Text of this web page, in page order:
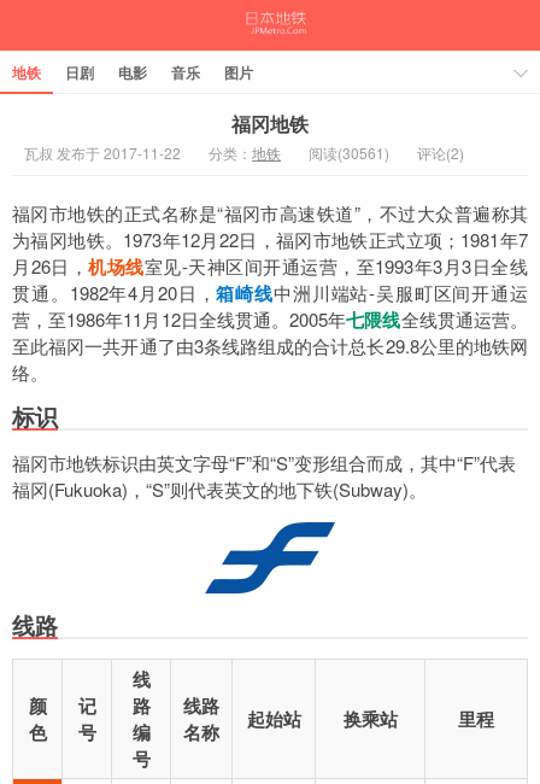
地铁 日剧 电影 音乐 图片
福冈地铁
瓦叔 发布于 2017-11-22 分类： 地铁 阅读(30561) 评论(2)
福冈市地铁的正式名称是“福冈市高速铁道”，不过大众普遍称其
为福冈地铁。1973年12月22日，福冈市地铁正式立项；1981年7
月26日，机场线室见-天神区间开通运营，至1993年3月3日全线
贯通。1982年4月20日，箱崎线中洲川端站-吴服町区间开通运
营，至1986年11月12日全线贯通。2005年七隈线全线贯通运营。
至此福冈一共开通了由3条线路组成的合计总长29.8公里的地铁网
络。
标识
福冈市地铁标识由英文字母“F”和“S”变形组合而成，其中“F”代表
福冈(Fukuoka)，“S”则代表英文的地下铁(Subway)。
线路
颜
色
记
号
线
路
编
号
线路
名称
起始站 换乘站 里程